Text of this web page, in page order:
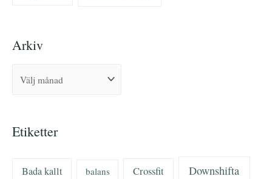
Arkiv
Etiketter
Bada kallt balans Crossfit Downshifta